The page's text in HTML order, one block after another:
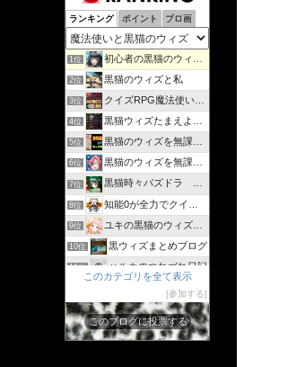
ランキング ポイント ブロ画
1位 初心者の黒猫のウィズ攻略日記 | のんびりマイペースで攻略…
2位 黒猫のウィズと私
3位 クイズRPG魔法使いと黒猫のウィズを遊んで知識を増やそう
4位 黒猫ウィズたまえよディートリヒプレイ日記
5位 黒猫のウィズを無課金で攻略してみる
6位 黒猫のウィズを無課金でまったりと。
7位 黒猫時々パズドラ ラノベ好きが綴るゲームブログ
8位 知能0が全力でクイズゲーム
9位 ユキの黒猫のウィズまったり日記 〜黒ウィズプレイ日記ブログ〜
10位 黒ウィズまとめブログ
11位 ハルカのつれづれ日記
13位 ジャスたいむ
14位 30過ぎてもゲーム好き
このカテゴリを全て表示
参加する
このブログに投票する